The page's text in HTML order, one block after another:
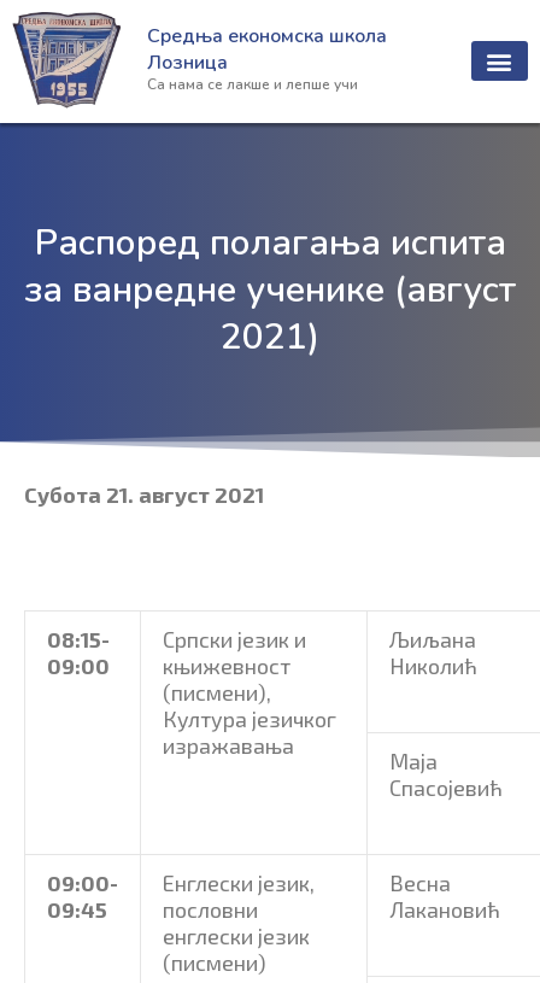
Пређи
на
садржај
Средња економска школа
Лозница
Са нама се лакше и лепше учи
Распоред полагања испита
за ванредне ученике (август
2021)
Субота 21. август 2021
08:15-
09:00
Српски језик и
књижевност
(писмени),
Култура језичког
изражавања
Љиљана
Николић
Маја
Спасојевић
09:00-
09:45
Енглески језик,
пословни
енглески језик
(писмени)
Весна
Лакановић